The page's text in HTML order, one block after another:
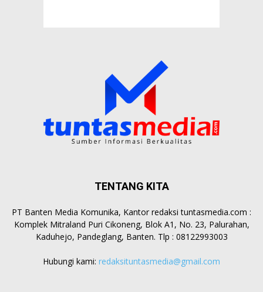
TENTANG KITA
PT Banten Media Komunika, Kantor redaksi tuntasmedia.com :
Komplek Mitraland Puri Cikoneng, Blok A1, No. 23, Palurahan,
Kaduhejo, Pandeglang, Banten. Tlp : 08122993003
Hubungi kami: redaksituntasmedia@gmail.com